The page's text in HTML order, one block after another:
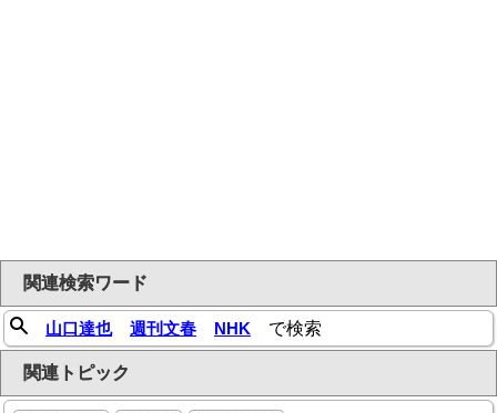
関連検索ワード
山口達也 週刊文春 NHK で検索
関連トピック